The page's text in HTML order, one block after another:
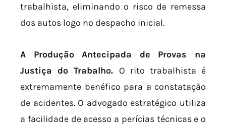
trabalhista, eliminando o risco de remessa
dos autos logo no despacho inicial.
A Produção Antecipada de Provas na
Justiça do Trabalho. O rito trabalhista é
extremamente benéfico para a constatação
de acidentes. O advogado estratégico utiliza
a facilidade de acesso a perícias técnicas e o